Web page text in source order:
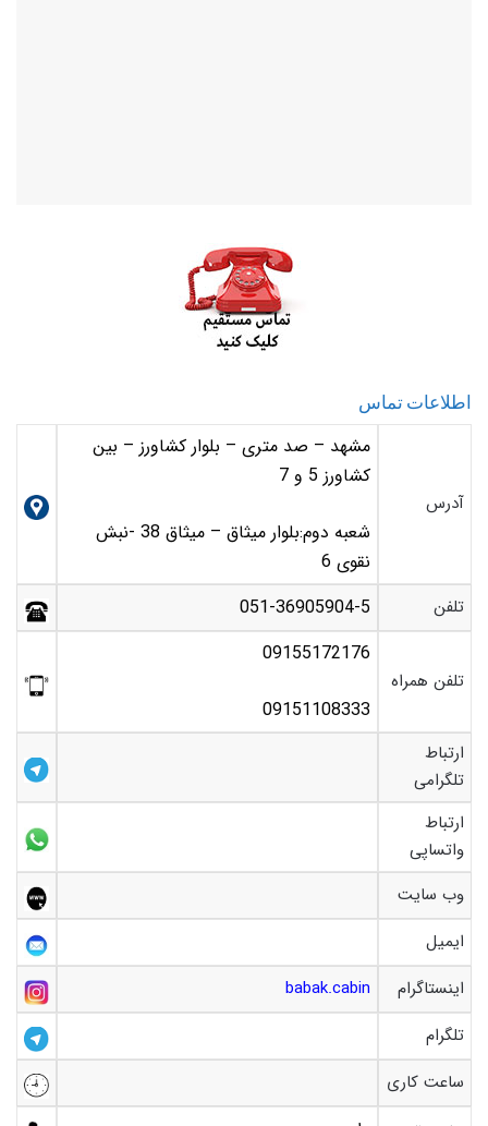
اطلاعات تماس
آدرس
مشهد – صد متری – بلوار کشاورز – بین
کشاورز 5 و 7
شعبه دوم:بلوار میثاق – میثاق 38 -نبش
نقوی 6
تلفن 051-36905904-5
تلفن همراه
09155172176
09151108333
ارتباط
تلگرامی
ارتباط
واتساپی
وب سایت
ایمیل
اینستاگرام
babak.cabin
تلگرام
ساعت کاری